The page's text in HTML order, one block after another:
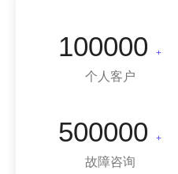
100000 +
个人客户
500000 +
故障咨询